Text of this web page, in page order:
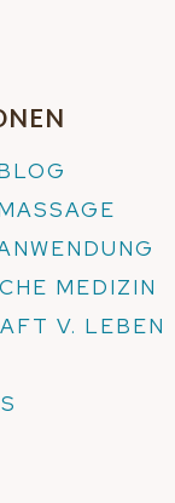
MEDIZIN
V. LEBEN